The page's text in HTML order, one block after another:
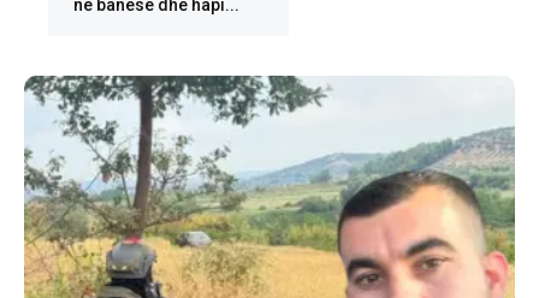
në banesë dhe hapi...